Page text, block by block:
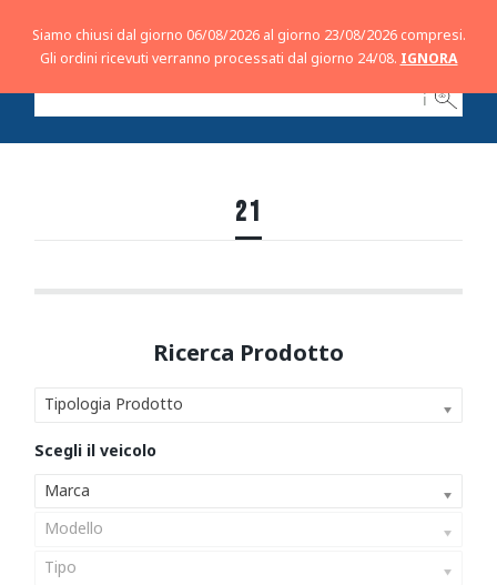
ℹ
21
Tipologia Prodotto
Marca
Modello
Tipo
Siamo chiusi dal giorno 06/08/2026 al giorno 23/08/2026 compresi.
Gli ordini ricevuti verranno processati dal giorno 24/08. IGNORA